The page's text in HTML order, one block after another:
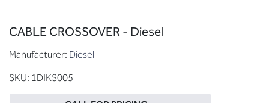
CABLE CROSSOVER - Diesel
Manufacturer: Diesel
SKU: 1DIKS005